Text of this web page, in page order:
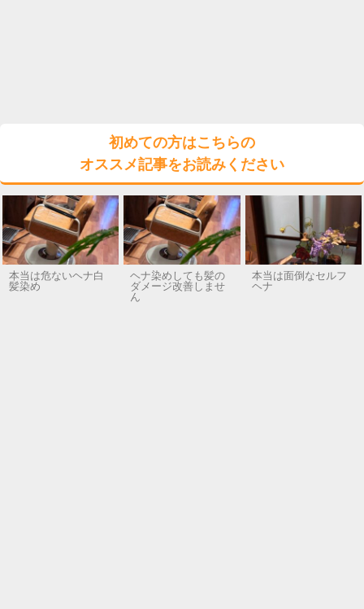
初めての方はこちらの
オススメ記事をお読みください
本当は危ないヘナ白
髪染め
ヘナ染めしても髪の
ダメージ改善しませ
ん
本当は面倒なセルフ
ヘナ